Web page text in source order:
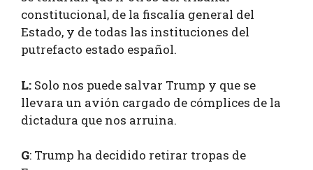
constitucional, de la fiscalía general del
Estado, y de todas las instituciones del
putrefacto estado español.
L: Solo nos puede salvar Trump y que se
llevara un avión cargado de cómplices de la
dictadura que nos arruina.
G: Trump ha decidido retirar tropas de